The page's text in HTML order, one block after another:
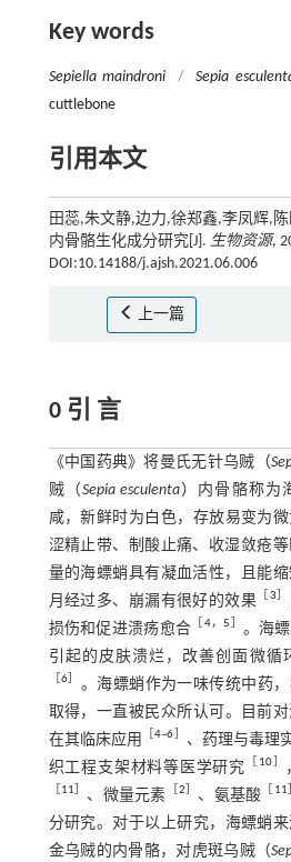
Key words
Sepiella maindroni / Sepia
cuttlebone
引用本文
田蕊,朱文静,边力,徐郑鑫,李凤辉,
内骨骼生化成分研究[J]. 生物资源,
DOI:10.14188/j.ajsh.2021.06.006
上一篇
0 引 言
《中国药典》将曼氏无针乌贼（
贼（Sepia esculenta）内骨骼称为
咸，新鲜时为白色，存放易变为微
涩精止带、制酸止痛、收湿敛疮等
量的海螵蛸具有凝血活性，且能缩
月经过多、崩漏有很好的效果 ［3］
损伤和促进溃疡愈合 ［4，5］ 。海
引起的皮肤溃烂，改善创面微循
［6］ 。海螵蛸作为一味传统中药
取得，一直被民众所认可。目前
在其临床应用
［4~6］ 、药理与毒理
织工程支架材料等医学研究 ［ 10］
［11］ 、微量元素 ［2］ 、氨基酸 ［ 11
分研究。对于以上研究，海螵蛸
金乌贼的内骨骼，对虎斑乌贼（